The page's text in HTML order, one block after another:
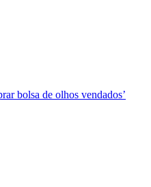
bolsa de olhos vendados’